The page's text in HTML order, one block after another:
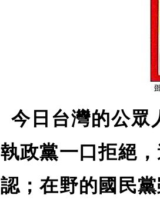
今日台灣的公眾
執政黨一口拒絕
認；在野的國民